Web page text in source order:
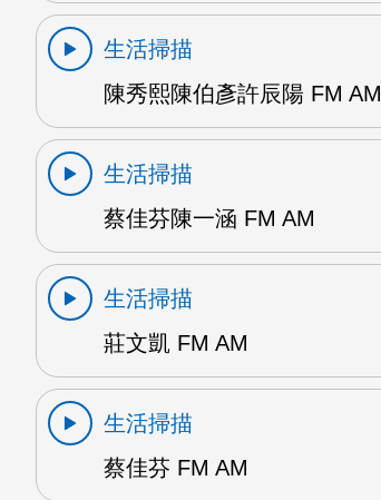
生活掃描
陳秀熙陳伯彥許辰陽 FM AM
生活掃描
蔡佳芬陳一涵 FM AM
生活掃描
莊文凱 FM AM
生活掃描
蔡佳芬 FM AM